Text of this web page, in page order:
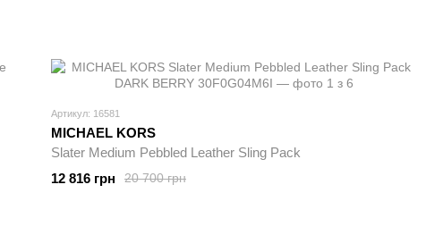
Артикул: 16581
MICHAEL KORS
Slater Medium Pebbled Leather Sling Pack
20 700 грн
12 816 грн